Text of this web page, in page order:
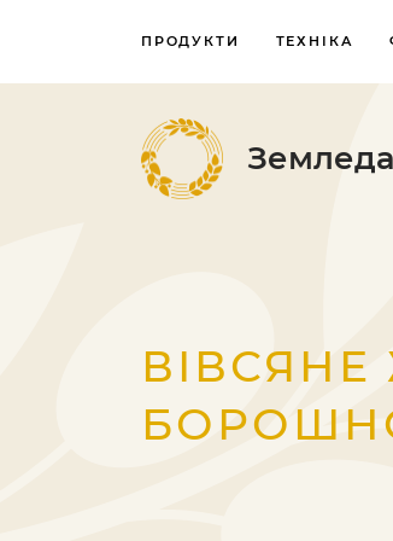
ПРОДУКТИ ТЕХНІКА